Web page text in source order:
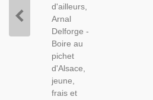
d'ailleurs,
Arnal
Delforge -
Boire au
pichet
d'Alsace,
jeune,
frais et